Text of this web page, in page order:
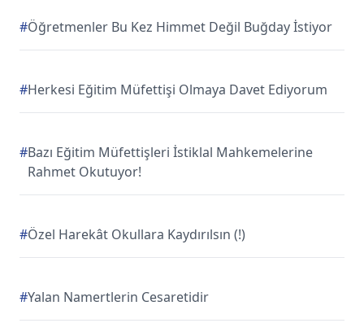
#Öğretmenler Bu Kez Himmet Değil Buğday İstiyor
#Herkesi Eğitim Müfettişi Olmaya Davet Ediyorum
#Bazı Eğitim Müfettişleri İstiklal Mahkemelerine
Rahmet Okutuyor!
#Özel Harekât Okullara Kaydırılsın (!)
#Yalan Namertlerin Cesaretidir